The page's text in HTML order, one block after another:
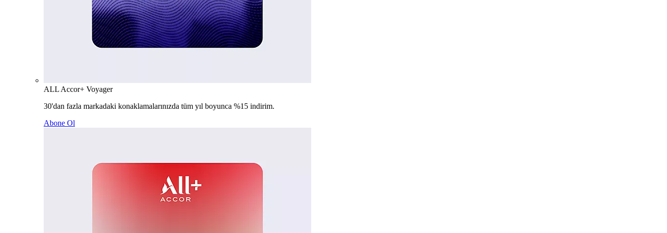
ALL Accor+ Voyager
30'dan fazla markadaki konaklamalarınızda tüm yıl boyunca %15 indirim.
Abone Ol